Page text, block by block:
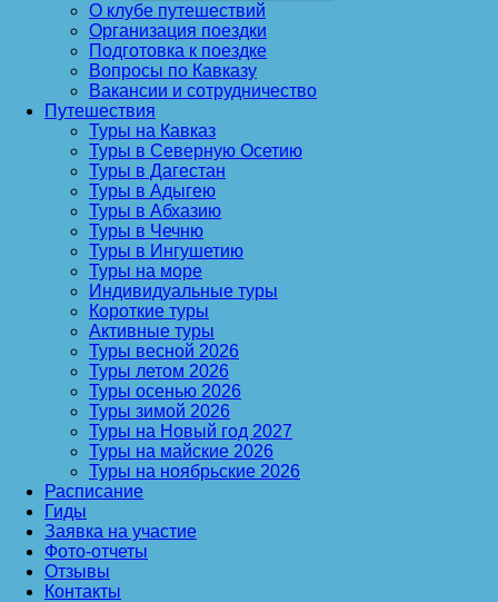
О клубе путешествий
Организация поездки
Подготовка к поездке
Вопросы по Кавказу
Вакансии и сотрудничество
Путешествия
Туры на Кавказ
Туры в Северную Осетию
Туры в Дагестан
Туры в Адыгею
Туры в Абхазию
Туры в Чечню
Туры в Ингушетию
Туры на море
Индивидуальные туры
Короткие туры
Активные туры
Туры весной 2026
Туры летом 2026
Туры осенью 2026
Туры зимой 2026
Туры на Новый год 2027
Туры на майские 2026
Туры на ноябрьские 2026
Расписание
Гиды
Заявка на участие
Фото-отчеты
Отзывы
Контакты